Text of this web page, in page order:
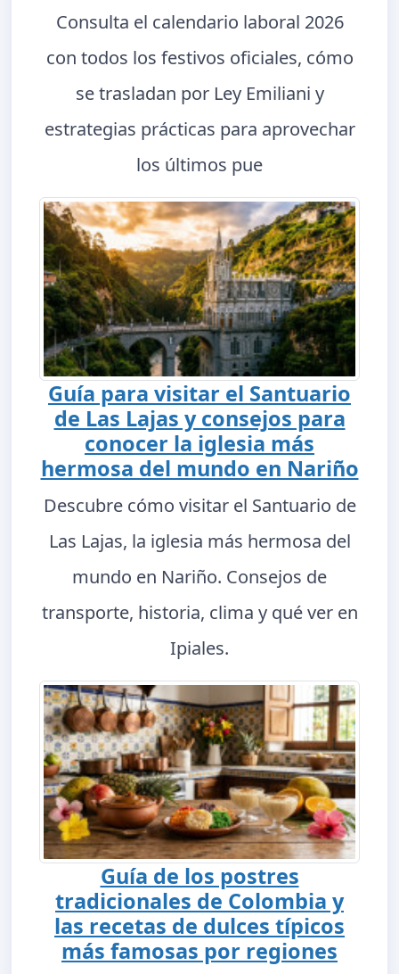
Consulta el calendario laboral 2026
con todos los festivos oficiales, cómo
se trasladan por Ley Emiliani y
estrategias prácticas para aprovechar
los últimos pue
Guía para visitar el Santuario
de Las Lajas y consejos para
conocer la iglesia más
hermosa del mundo en Nariño
Descubre cómo visitar el Santuario de
Las Lajas, la iglesia más hermosa del
mundo en Nariño. Consejos de
transporte, historia, clima y qué ver en
Ipiales.
Guía de los postres
tradicionales de Colombia y
las recetas de dulces típicos
más famosas por regiones